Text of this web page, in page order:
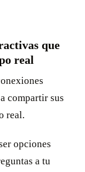
que
real
compartir sus
real.
opciones
a tu